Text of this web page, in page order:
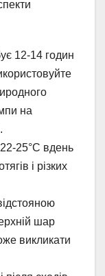
12-14 годин
на
25°C вдень
і різких
шар
викликати